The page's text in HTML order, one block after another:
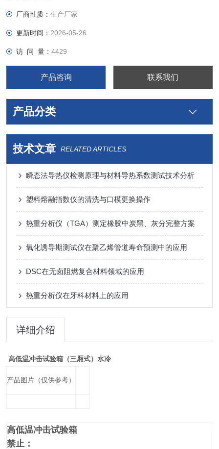
厂商性质：生产厂家
更新时间： 2026-05-26
访 问 量：4429
产品咨询 联系我们
产品分类
技术文章 RELATED ARTICLES
瞬态法导热仪检测原理与材料导热系数测试技术分析
塑料熔融指数仪的清洗与口模更换操作
热重分析仪（TGA）测定橡胶中炭黑、灰分完整方案
氧化诱导期测试仪在聚乙烯管道寿命预测中的应用
DSC在无卤阻燃复合材料领域的应用
热重分析仪在牙科材料上的应用
详细介绍
高低温冲击试验箱（三厢式）水冷
产品图片（仅供参考）
高低温冲击试验箱
禁止：